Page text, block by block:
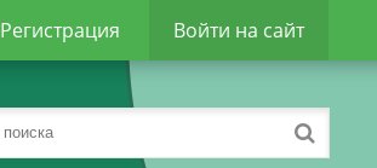
Регистрация Войти на сайт